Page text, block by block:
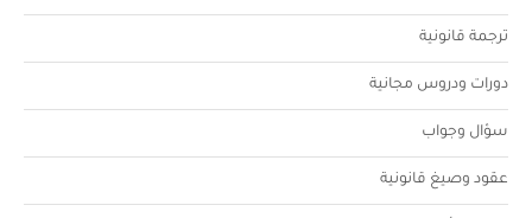
ترجمة قانونية
دورات ودروس مجانية
سؤال وجواب
عقود وصيغ قانونية